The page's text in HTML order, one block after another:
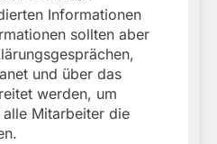
Informationen
sollten aber
und über das
werden, um
Mitarbeiter die